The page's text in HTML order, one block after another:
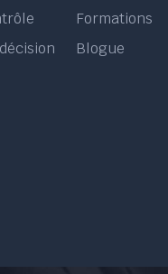
Formations
Blogue